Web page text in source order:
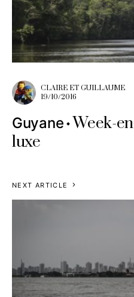
CLAIRE ET GUILLAUME
19/10/2016
Guyane Week-
luxe
NEXT ARTICLE